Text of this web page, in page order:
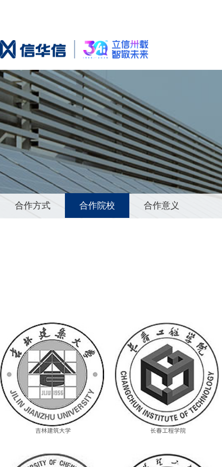
合作方式 合作院校 合作意义
吉林建筑大学 长春工程学院